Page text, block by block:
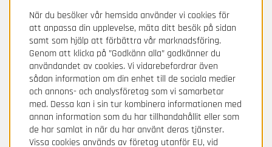
När du besöker vår hemsida använder vi cookies för
att anpassa din upplevelse, mäta ditt besök på sidan
samt som hjälp att förbättra vår marknadsföring.
Genom att klicka på ”Godkänn alla” godkänner du
användandet av cookies. Vi vidarebefordrar även
sådan information om din enhet till de sociala medier
och annons- och analysföretag som vi samarbetar
med. Dessa kan i sin tur kombinera informationen med
annan information som du har tillhandahållit eller som
de har samlat in när du har använt deras tjänster.
Vissa cookies används av företag utanför EU, vid